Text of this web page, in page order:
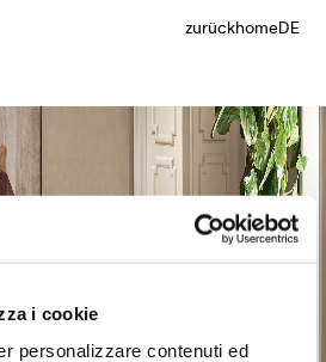
i cookie
personalizzare contenuti ed
zurückhomeDE